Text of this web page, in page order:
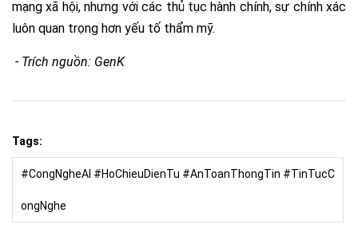
mạng xã hội, nhưng với các thủ tục hành chính, sự chính xác
luôn quan trọng hơn yếu tố thẩm mỹ.
- Trích nguồn: GenK
Tags:
#CongNgheAI #HoChieuDienTu #AnToanThongTin #TinTucC
ongNghe